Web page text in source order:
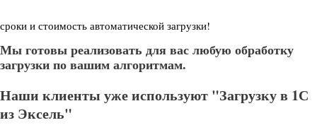
сроки и стоимость автоматической загрузки!
Мы готовы реализовать для вас любую обработку
загрузки по вашим алгоритмам.
Наши клиенты уже используют "Загрузку в 1С
из Эксель"